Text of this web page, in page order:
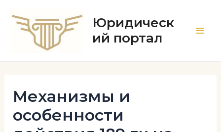
содержимому
Юридическ
ий портал
Механизмы и
особенности